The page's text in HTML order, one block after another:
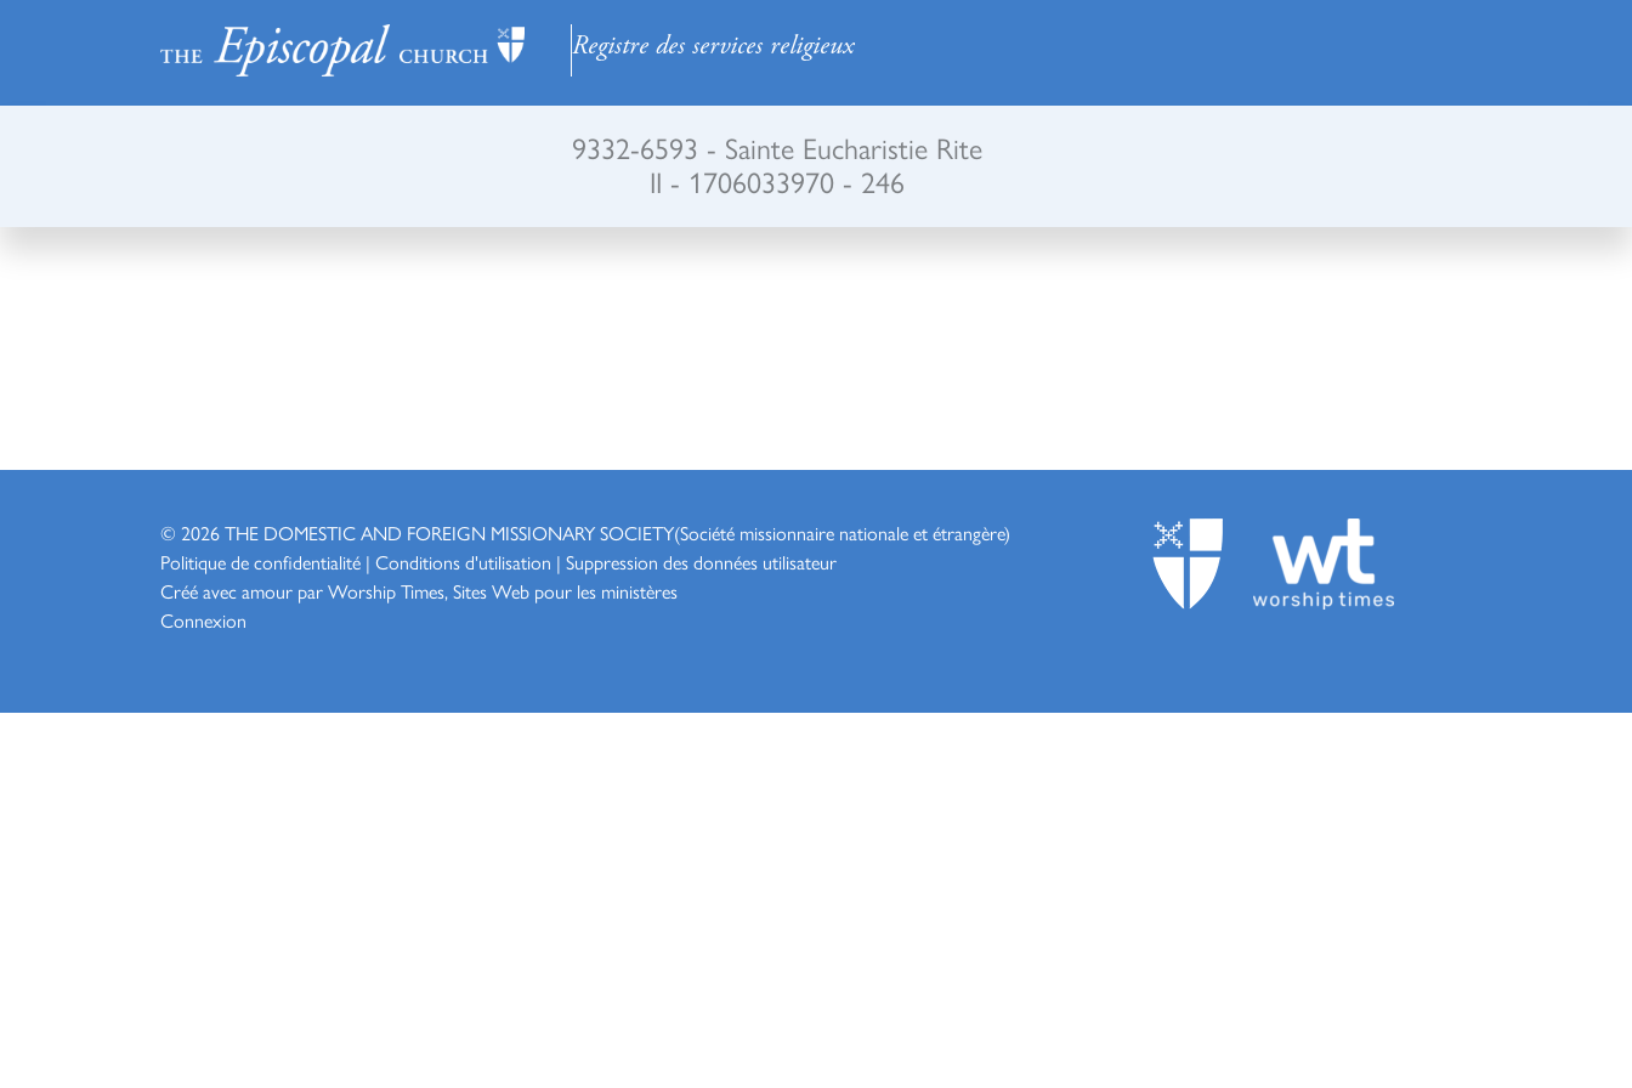
Registre des services religieux
9332-6593 - Sainte Eucharistie Rite
II - 1706033970 - 246
© 2026THE DOMESTIC AND FOREIGN MISSIONARY SOCIETY(Société missionnaire nationale et étrangère)
Politique de confidentialité | Conditions d'utilisation | Suppression des données utilisateur
Créé avec amour par WorshipTimes, Sites Web pour les ministères
Connexion